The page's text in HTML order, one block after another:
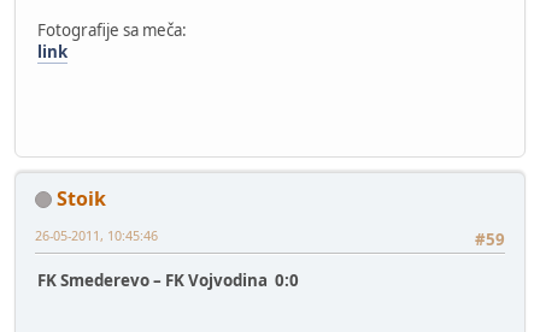
Fotografije sa meča:
link
Stoik
#59
26-05-2011, 10:45:46
FK Smederevo – FK Vojvodina 0:0